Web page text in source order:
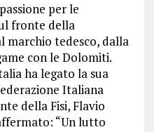
per le
fronte della
marchio tedesco, dalla
con le Dolomiti.
ha legato la sua
Italiana
della Fisi, Flavio
“Un lutto